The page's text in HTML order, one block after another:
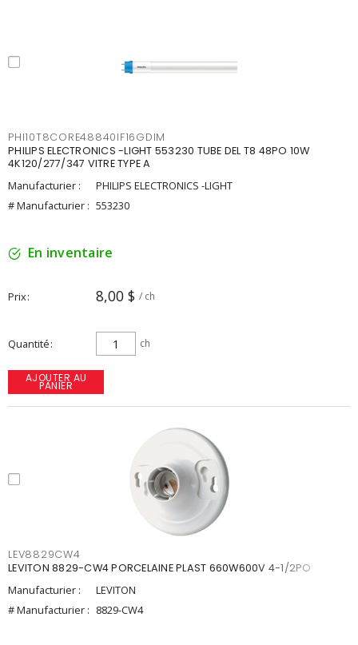
PHI10T8CORE48840IF16GDIM
PHILIPS ELECTRONICS -LIGHT 553230 TUBE DEL T8 48PO 10W
4K120/277/347 VITRE TYPE A
Manufacturier :
PHILIPS ELECTRONICS -LIGHT
# Manufacturier : 553230
En inventaire
Prix 8,00 $ / ch
Quantité ch
AJOUTER AU
PANIER
LEV8829CW4
LEVITON 8829-CW4 PORCELAINE PLAST 660W600V 4-1/2PO
Manufacturier :
LEVITON
# Manufacturier : 8829-CW4